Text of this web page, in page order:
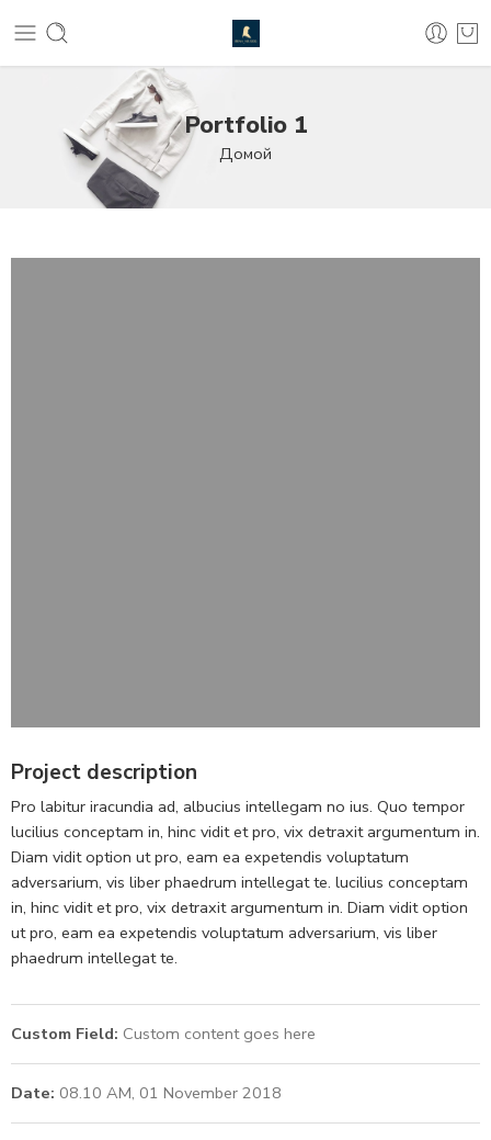
Portfolio 1
Домой
Project description
Pro labitur iracundia ad, albucius intellegam no ius. Quo tempor
lucilius conceptam in, hinc vidit et pro, vix detraxit argumentum in.
Diam vidit option ut pro, eam ea expetendis voluptatum
adversarium, vis liber phaedrum intellegat te. lucilius conceptam
in, hinc vidit et pro, vix detraxit argumentum in. Diam vidit option
ut pro, eam ea expetendis voluptatum adversarium, vis liber
phaedrum intellegat te.
Custom Field: Custom content goes here
Date: 08.10 AM, 01 November 2018